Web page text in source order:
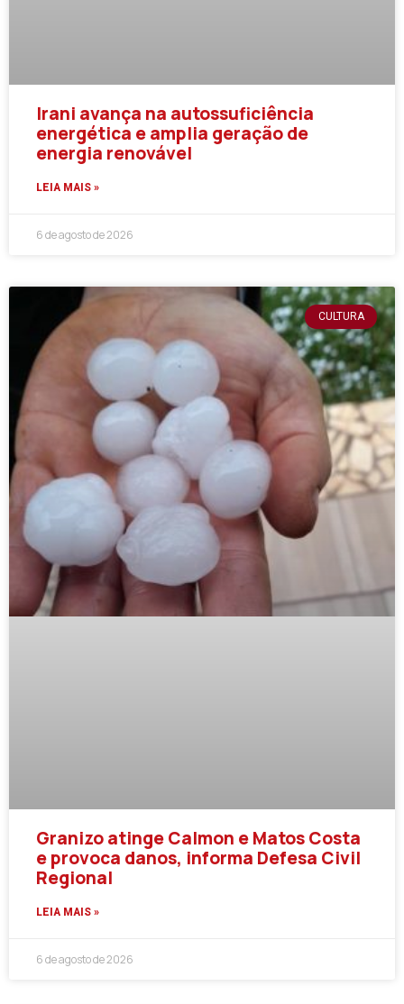
Irani avança na autossuficiência
energética e amplia geração de
energia renovável
LEIA MAIS »
6 de agosto de 2026
CULTURA
Granizo atinge Calmon e Matos Costa
e provoca danos, informa Defesa Civil
Regional
LEIA MAIS »
6 de agosto de 2026